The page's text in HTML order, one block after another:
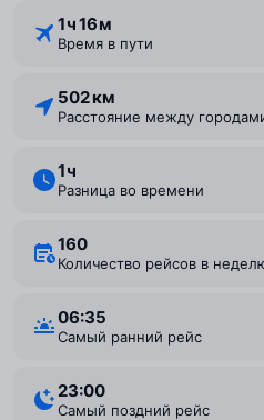
1 ⁠ч 16 ⁠м
Время в пути
502 км
Расстояние между
1 ⁠ч
Разница во времени
160
Количество рейсов в
06:35
Самый ранний рейс
23:00
Самый поздний рейс